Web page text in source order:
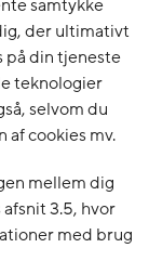
samtykke
der ultimativt
på din tjeneste
teknologier
selvom du
cookies mv.
mellem dig
3.5, hvor
med brug